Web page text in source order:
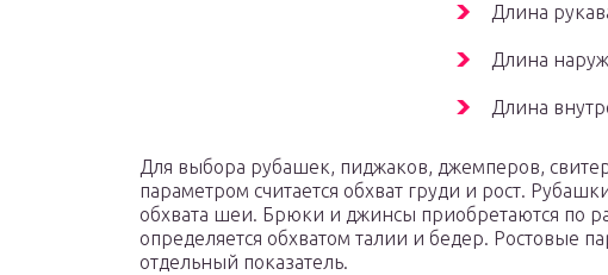
Длина
Длина
Длина
Для выбора рубашек, пиджаков, джемперов,
параметром считается обхват груди и рост.
обхвата шеи. Брюки и джинсы приобретаются по
определяется обхватом талии и бедер. Ростовые
отдельный показатель.